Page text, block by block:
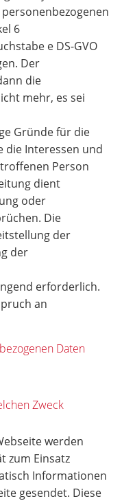
6
e DS-GVO
Der
die
mehr, es sei
Gründe für die
die Interessen und
Person
dient
oder
Die
der
der
erforderlich.
an
Daten
Zweck
werden
zum Einsatz
Informationen
gesendet. Diese